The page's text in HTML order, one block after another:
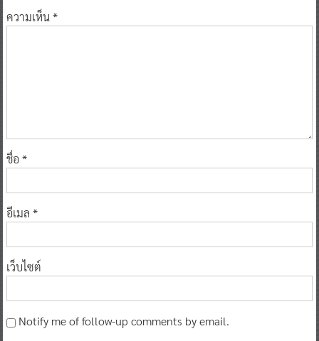
ความเห็น*
ชื่อ *
อีเมล *
เว็บไซต์
Notify me of follow-up comments by email.